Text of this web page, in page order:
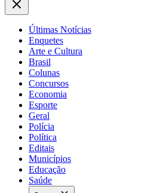
Últimas Notícias
Enquetes
Arte e Cultura
Brasil
Colunas
Concursos
Economia
Esporte
Geral
Polícia
Política
Editais
Municípios
Educação
Saúde